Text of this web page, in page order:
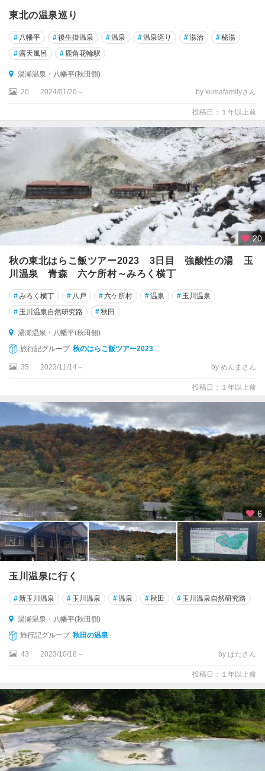
東北の温泉巡り
# 八幡平 #後生掛温泉 #温泉 #温泉巡り #湯治 #秘湯
# 露天風呂 # 鹿角花輪駅
湯瀬温泉・八幡平(秋田側)
20 2024/01/20～ by kumafamilyさん
投稿日：１年以上前
20
秋の東北はらこ飯ツアー2023 3日目 強酸性の湯 玉
川温泉 青森 六ケ所村～みろく横丁
#みろく横丁 # 八戸 #六ケ所村 #温泉 # 玉川温泉
# 玉川温泉自然研究路 #秋田
湯瀬温泉・八幡平(秋田側)
旅行記グループ 秋のはらこ飯ツアー2023
35 2023/11/14～ by めんまさん
投稿日：１年以上前
6
玉川温泉に行く
#新玉川温泉 # 玉川温泉 #温泉 #秋田 # 玉川温泉自然研究路
湯瀬温泉・八幡平(秋田側)
旅行記グループ 秋田の温泉
43 2023/10/18～ by はたさん
投稿日：１年以上前